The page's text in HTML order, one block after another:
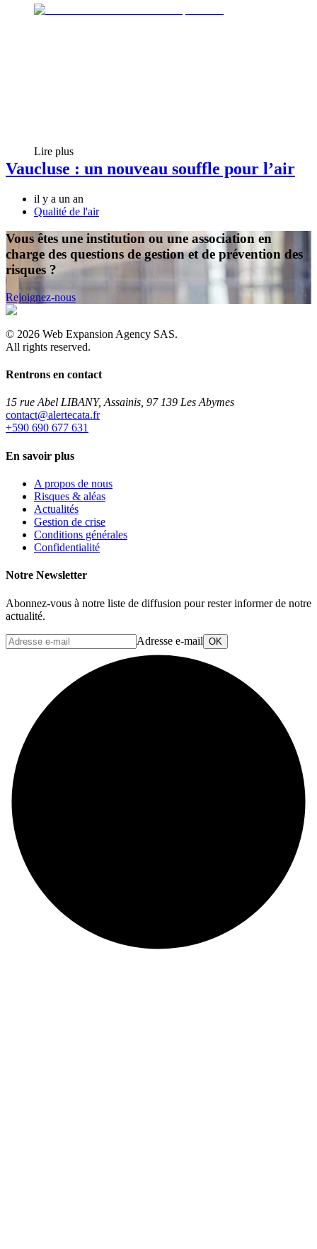
Lire plus
Vaucluse : un nouveau souffle pour l’air
il y a un an
Qualité de l'air
Vous êtes une institution ou une association en
charge des questions de gestion et de prévention des
risques ?
Rejoignez-nous
© 2026 Web Expansion Agency SAS.
All rights reserved.
Rentrons en contact
15 rue Abel LIBANY, Assainis, 97 139 Les Abymes
rf.atacetrela@tcatnoc
+590 690 677 631
En savoir plus
A propos de nous
Risques & aléas
Actualités
Gestion de crise
Conditions générales
Confidentialité
Notre Newsletter
Abonnez-vous à notre liste de diffusion pour rester informer de notre
actualité.
Adresse e-mail